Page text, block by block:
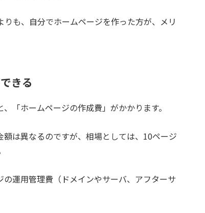
も、自分でホームページを作った方が、メリ
きる
「ホームページの作成費」がかかります。
は異なるのですが、相場としては、10ページ
運用管理費（ドメインやサーバ、アフターサ